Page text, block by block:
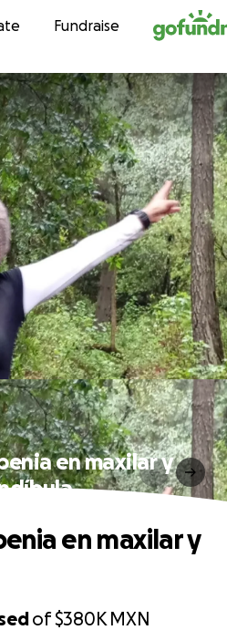
to contentFundraise
en maxilar y
of$380K MXN
en maxilar y